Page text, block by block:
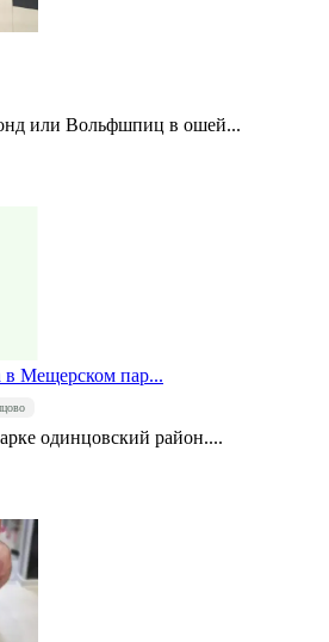
или Вольфшпиц в ошей...
в Мещерском пар...
одинцовский район....